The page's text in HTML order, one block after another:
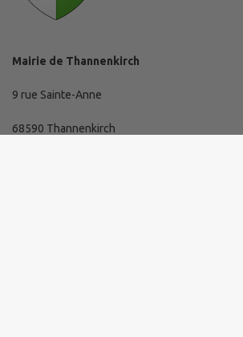
Mairie de Thannenkirch
9 rue Sainte-Anne
68590 Thannenkirch